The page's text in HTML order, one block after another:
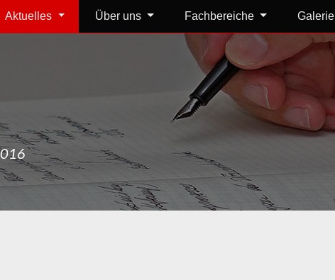
Aktuelles Über uns Fachbereiche Galerie